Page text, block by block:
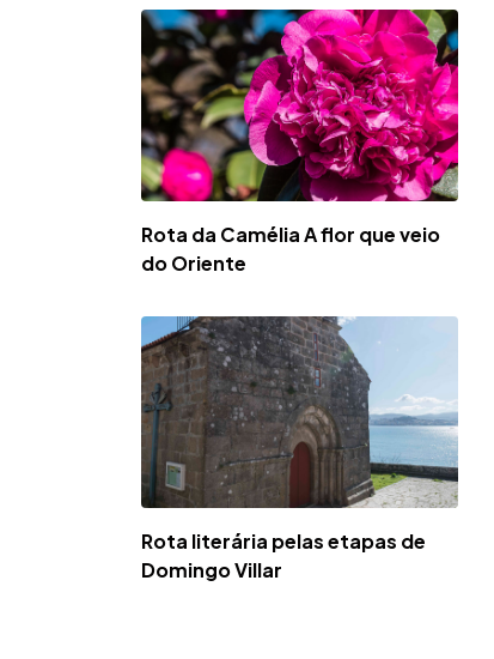
Rota da Camélia A flor que veio
do Oriente
Rota literária pelas etapas de
Domingo Villar